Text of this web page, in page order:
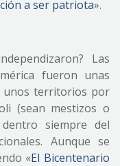
a ser patriota».
Las
fueron unas
unos territorios por
(sean mestizos o
siempre del
Aunque se
«El Bicentenario